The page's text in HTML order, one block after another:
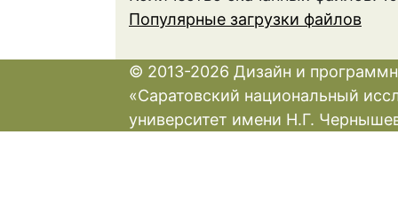
Популярные загрузки файлов
© 2013-2026 Дизайн и
«Саратовский национальный
университет имени Н.Г.